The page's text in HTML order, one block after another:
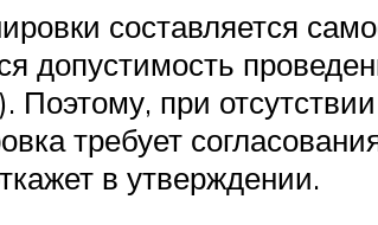
составляется
допустимость
Поэтому, при
требует
в утверждении.